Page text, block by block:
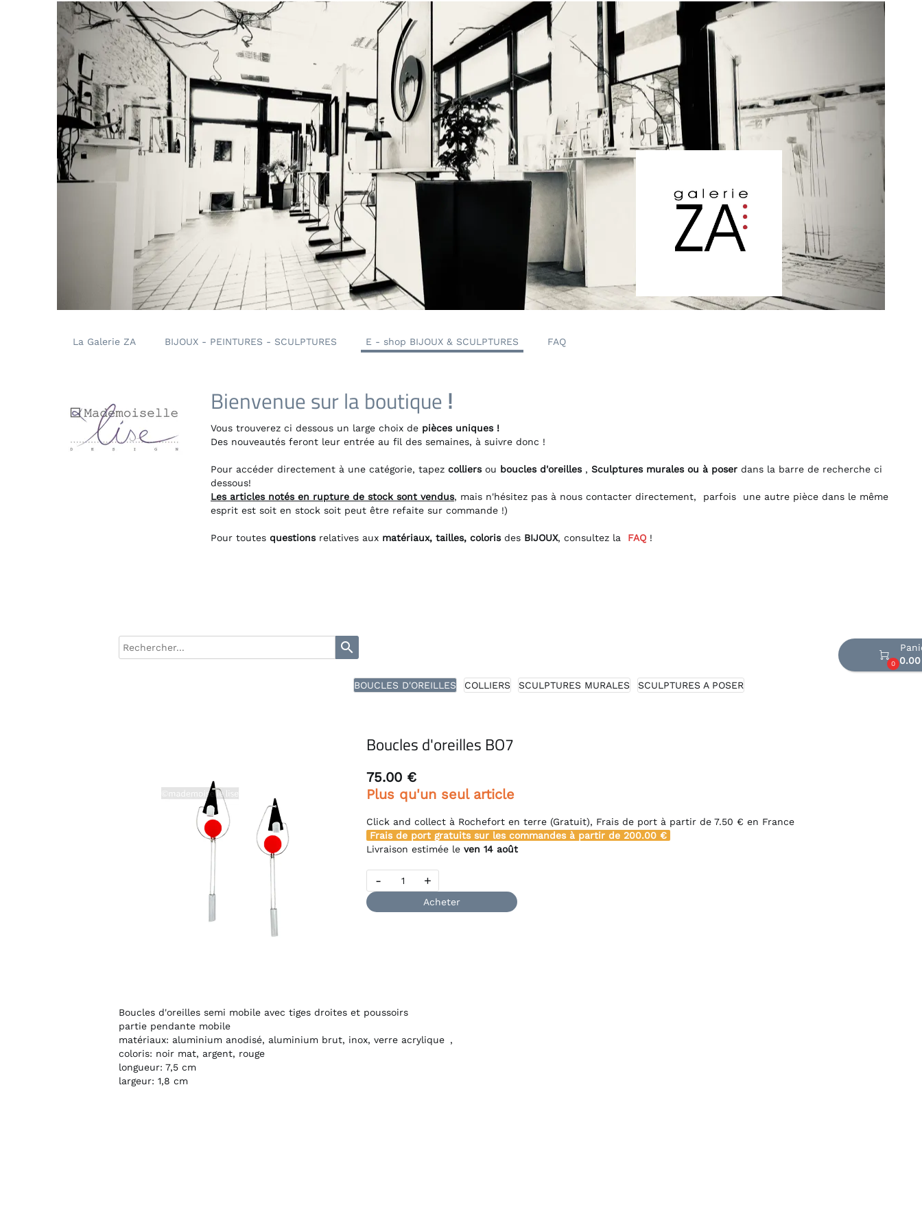
La Galerie ZA BIJOUX - PEINTURES - SCULPTURES E - shop BIJOUX & SCULPTURES
Bienvenue sur la boutique!
Vous trouverez ci dessous un large choix depièces uniques !
Des nouveautés feront leur entrée au fil des semaines, à suivre donc !
Pour accéder directement à une catégorie, tapezcolliersouboucles d'oreilles,Sculptures murales ou à poser dans la barre de recherche ci
dessous!
Les articles notés en rupture de stock sont vendus, mais n'hésitez pas à nous contacter directement, parfois une autre pièce dans le même
esprit est soit en stock soit peut être refaite sur commande !)
Pour toutesquestionsrelatives auxmatériaux, tailles, colorisdesBIJOUX, consultez laFAQ!
Panier
0.00 €
BOUCLES D'OREILLES COLLIERS SCULPTURES MURALES SCULPTURES A POSER
Boucles d'oreilles BO7
75.00 €
Plus qu'un seul article
Click and collect à Rochefort en terre (Gratuit), Frais de port à partir de7.50 €en France
Frais de port gratuits sur les commandes à partir de200.00 €
Livraison estimée leven 14 août
+
Acheter
Boucles d'oreilles semi mobile avec tiges droites et poussoirs
partie pendante mobile
matériaux: aluminium anodisé, aluminium brut, inox, verre acrylique ,
coloris: noir mat, argent, rouge
longueur: 7,5 cm
largeur: 1,8 cm